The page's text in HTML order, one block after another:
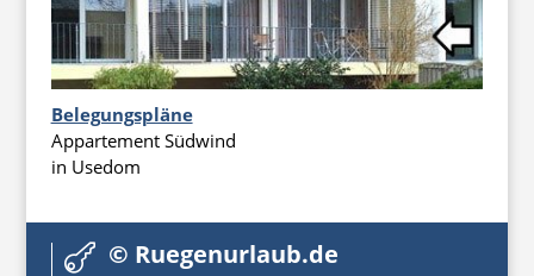
Belegungspläne
Appartement Südwind
in Usedom
 © Ruegenurlaub.de